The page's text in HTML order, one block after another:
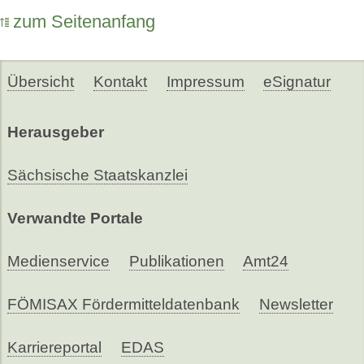
zum Seitenanfang
Übersicht Kontakt Impressum eSignatur
Herausgeber
Sächsische Staatskanzlei
Verwandte Portale
Medienservice Publikationen Amt24
FÖMISAX Fördermitteldatenbank Newsletter
Karriereportal EDAS